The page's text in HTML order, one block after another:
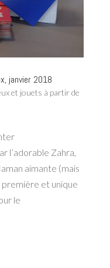
janvier 2018
et jouets à partir de
l’adorable Zahra,
aimante (mais
première et unique
le